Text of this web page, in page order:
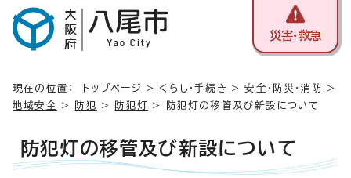
災害・救急
現在の位置： トップページ > くらし・手続き >安全・防災・消防
>
地域安全
> 防犯 > 防犯灯 > 防犯灯の移管及び新設について
防犯灯の移管及び新設について